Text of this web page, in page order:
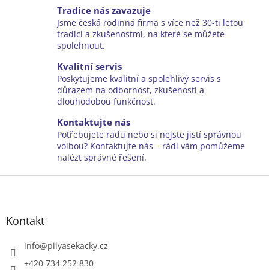
a
c
í
k
y
v
i
s
u
v
á
n
í
Tradice nás zavazuje
Jsme česká rodinná firma s více než 30-ti letou
tradicí a zkušenostmi, na které se můžete
spolehnout.
Kvalitní servis
Poskytujeme kvalitní a spolehlivý servis s
důrazem na odbornost, zkušenosti a
dlouhodobou funkčnost.
Kontaktujte nás
Potřebujete radu nebo si nejste jistí správnou
volbou? Kontaktujte nás – rádi vám pomůžeme
nalézt správné řešení.
Z
Kontakt
info@pilyasekacky.cz
+420 734 252 830